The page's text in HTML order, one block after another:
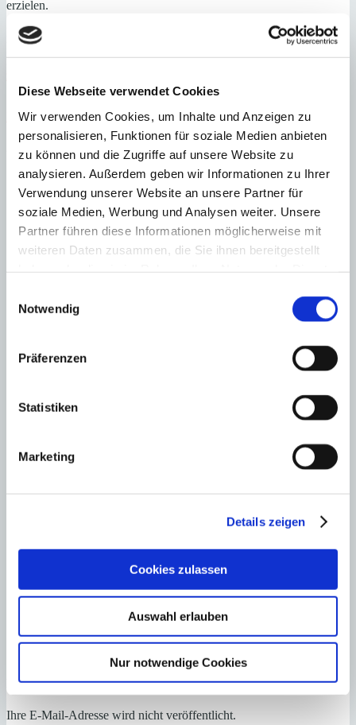
Diese Webseite verwendet Cookies
Wir verwenden Cookies, um Inhalte und Anzeigen zu
personalisieren, Funktionen für soziale Medien anbieten
zu können und die Zugriffe auf unsere Website zu
analysieren. Außerdem geben wir Informationen zu Ihrer
Verwendung unserer Website an unsere Partner für
soziale Medien, Werbung und Analysen weiter. Unsere
Partner führen diese Informationen möglicherweise mit
weiteren Daten zusammen, die Sie ihnen bereitgestellt
Notwendig
Präferenzen
Statistiken
Marketing
Details zeigen
Cookies zulassen
Auswahl erlauben
Nur notwendige Cookies
erzielen.
Minkner & Bonitz hat in seinem Portfolio einen guten Bestand von
Villen und Fincas, die über eine „alte Lizenz“ verfügen. Interessiert?
Dann schauen Sie sich einmal dieVillen und Fincas mit Lizenz
Breidenbach
2 Kommentare zu “Villen mit Lizenz zur Ferienvermietung
Bernd Stürmer schreibt:
18. August 2020
Hallo, liebes Minkner-Team,
das scheint ja eine interessante Investitionsmöglichkeit zu
sein. Haben Sie in Ihrem Team auch einen Mitarbeiter, der die
steuerlichen Fragen der Vermietung bearbeitet, bestenfalls
eine conditio sine qua non.
Ihr Bernd Stürmer
Lutz Minkner
18. August 2020
natürlich haben wir in unserem Netzwerk qualifizierte
Abwicklung der Ferienvermietung kümmern. Gern empfehlen
(www.europeanaccounting.net). Europeanaccounting hat zu
Steuerberater Christian Plattes.
Mit freundlichen Grüßen
Minkner & Partner S.L.
Kommentar schreiben
Ihre E-Mail-Adresse wird nicht veröffentlicht.